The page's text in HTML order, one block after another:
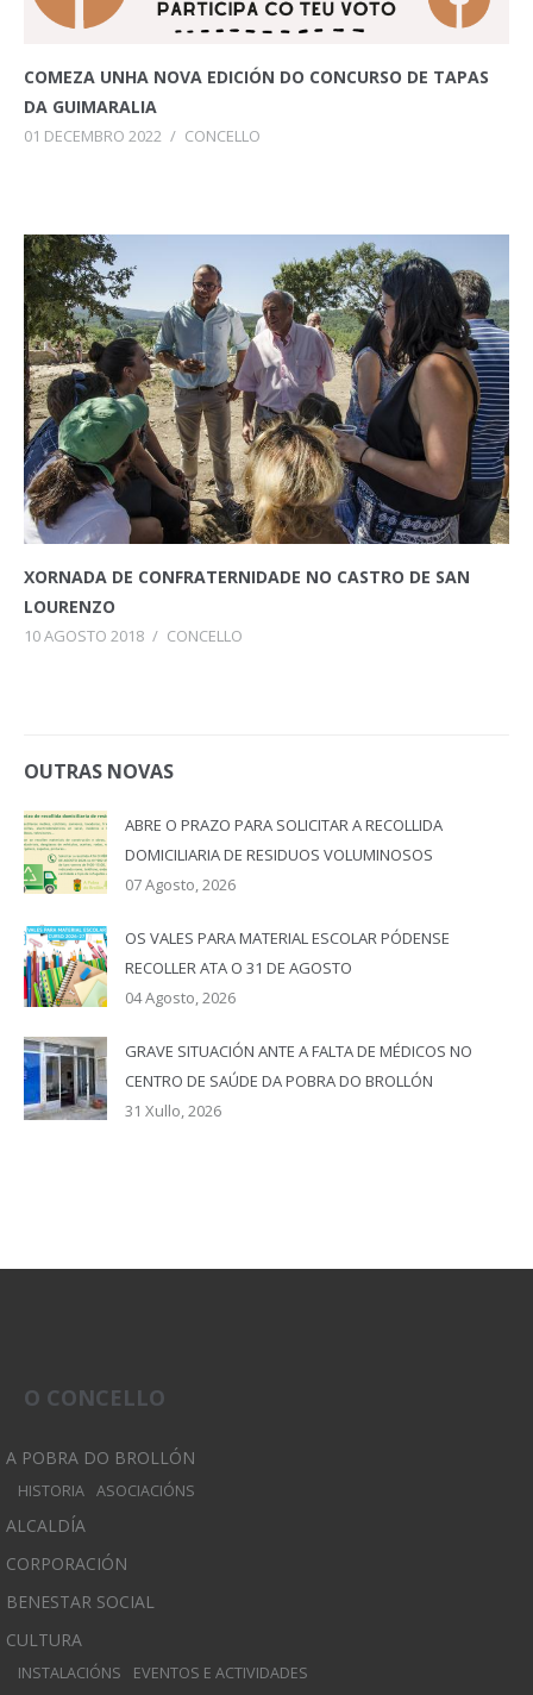
COMEZA UNHA NOVA EDICIÓN DO CONCURSO DE TAPAS
DA GUIMARALIA
01 DECEMBRO 2022 / CONCELLO
XORNADA DE CONFRATERNIDADE NO CASTRO DE SAN
LOURENZO
10 AGOSTO 2018 / CONCELLO
OUTRAS NOVAS
ABRE O PRAZO PARA SOLICITAR A RECOLLIDA
DOMICILIARIA DE RESIDUOS VOLUMINOSOS
07 Agosto, 2026
OS VALES PARA MATERIAL ESCOLAR PÓDENSE
RECOLLER ATA O 31 DE AGOSTO
04 Agosto, 2026
GRAVE SITUACIÓN ANTE A FALTA DE MÉDICOS NO
CENTRO DE SAÚDE DA POBRA DO BROLLÓN
31 Xullo, 2026
O CONCELLO
A POBRA DO BROLLÓN
HISTORIA ASOCIACIÓNS
ALCALDÍA
CORPORACIÓN
BENESTAR SOCIAL
CULTURA
INSTALACIÓNS EVENTOS E ACTIVIDADES